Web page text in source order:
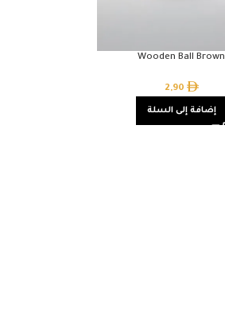
Wooden Ball Brown
2,90
إضافة إلى السلة